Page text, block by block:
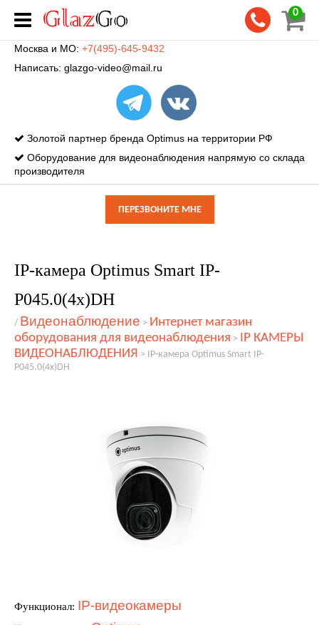
0
Москва и МО: +7(495)-645-9432
Написать: glazgo-video@mail.ru
Золотой партнер бренда Optimus на территории РФ
Оборудование для видеонаблюдения напрямую со склада
производителя
ПЕРЕЗВОНИТЕ МНЕ
IP-камера Optimus Smart IP-
P045.0(4x)DH
/ Видеонаблюдение > Интернет магазин
оборудования для видеонаблюдения > IP КАМЕРЫ
ВИДЕОНАБЛЮДЕНИЯ > IP-камера Optimus Smart IP-
P045.0(4x)DH
Функционал: IP-видеокамеры